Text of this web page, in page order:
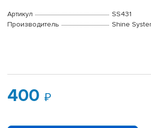
Артикул
SS431
Производитель
Shine
400